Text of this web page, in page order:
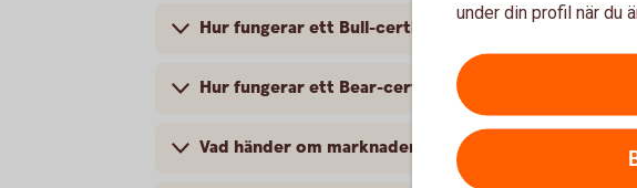
Hur fungerar ett Bull-certifikat?
Hur fungerar ett Bear-certifikat?
Vad händer om marknaden rör sig i motsatt riktning
under din profil när du